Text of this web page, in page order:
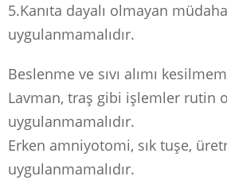
5.Kanıta dayalı olmayan
uygulanmamalıdır.
Beslenme ve sıvı alımı
Lavman, traş gibi işlemler rutin
uygulanmamalıdır.
Erken amniyotomi, sık tuşe,
uygulanmamalıdır.